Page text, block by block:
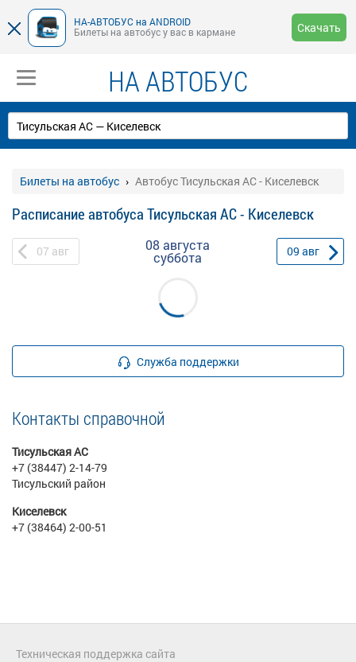
НА-АВТОБУС на ANDROID
Билеты на автобус у вас в кармане
Скачать
НА АВТОБУС
Билеты на автобус Автобус Тисульская АС - Киселевск
Расписание автобуса Тисульская АС - Киселевск
07 авг 08 августа
суббота 09 авг
Служба поддержки
Контакты справочной
Тисульская АС
+7 (38447) 2-14-79
Тисульский район
Киселевск
+7 (38464) 2-00-51
Техническая поддержка сайта